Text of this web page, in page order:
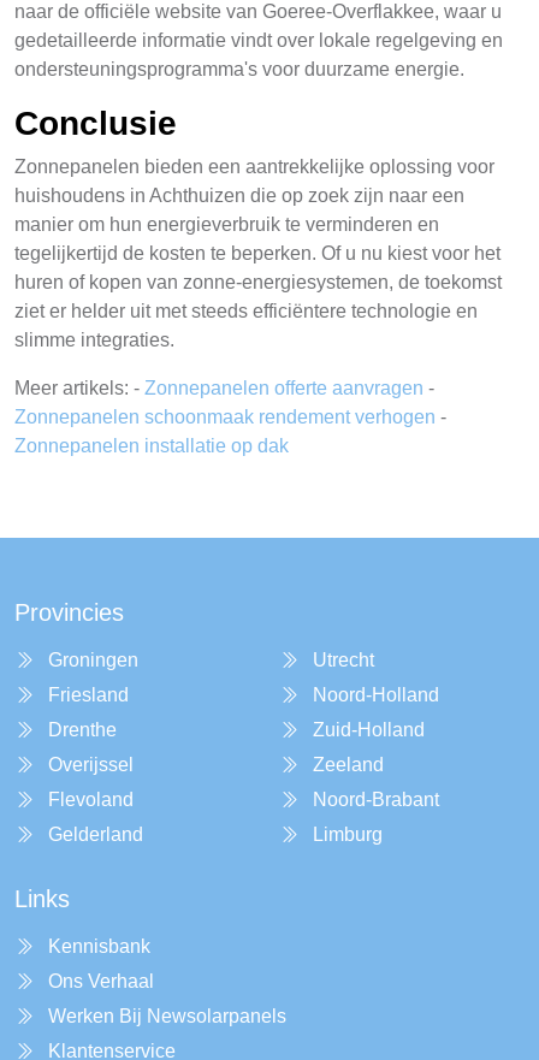
naar de officiële website van Goeree-Overflakkee, waar u
gedetailleerde informatie vindt over lokale regelgeving en
ondersteuningsprogramma's voor duurzame energie.
Conclusie
Zonnepanelen bieden een aantrekkelijke oplossing voor
huishoudens in Achthuizen die op zoek zijn naar een
manier om hun energieverbruik te verminderen en
tegelijkertijd de kosten te beperken. Of u nu kiest voor het
huren of kopen van zonne-energiesystemen, de toekomst
ziet er helder uit met steeds efficiëntere technologie en
slimme integraties.
Meer artikels: - Zonnepanelen offerte aanvragen -
Zonnepanelen schoonmaak rendement verhogen -
Zonnepanelen installatie op dak
Provincies
Groningen
Friesland
Drenthe
Overijssel
Flevoland
Gelderland
Utrecht
Noord-Holland
Zuid-Holland
Zeeland
Noord-Brabant
Limburg
Links
Kennisbank
Ons Verhaal
Werken Bij Newsolarpanels
Klantenservice